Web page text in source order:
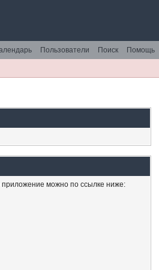
Помощь
Поиск
Пользователи
приложение можно по ссылке ниже: